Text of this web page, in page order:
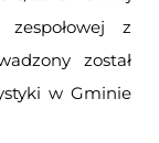
z
został
w Gminie